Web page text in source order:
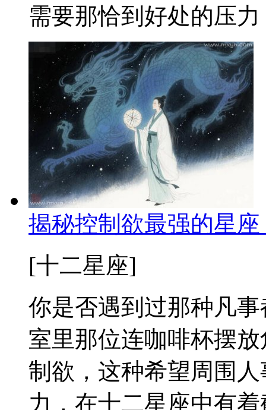
需要那恰到好处的压
揭秘控制欲最强的星
[十二星座]
你是否遇到过那种凡
室里那位连咖啡杯摆
制欲，这种希望周围
力，在十二星座中有